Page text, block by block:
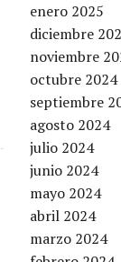
enero 2025
diciembre
noviembre
octubre 2024
septiembre
agosto 2024
julio 2024
junio 2024
mayo 2024
abril 2024
marzo 2024